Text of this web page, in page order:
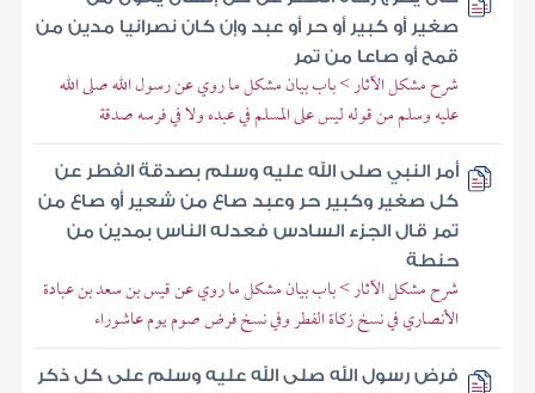
صغير أو كبير أو حر أو عبد وإن كان نصرانيا مدين من
قمح أو صاعا من تمر
شرح مشكل الآثار > باب بيان مشكل ما روي عن رسول الله صلى الله
عليه وسلم من قوله ليس على المسلم في عبده ولا في فرسه صدقة
أمر النبي صلى الله عليه وسلم بصدقة الفطر عن
كل صغير وكبير حر وعبد صاع من شعير أو صاع من
تمر قال الجزء السادس فعدله الناس بمدين من
حنطة
شرح مشكل الآثار > باب بيان مشكل ما روي عن قيس بن سعد بن عبادة
الأنصاري في نسخ زكاة الفطر وفي نسخ فرض صوم يوم عاشوراء
فرض رسول الله صلى الله عليه وسلم على كل ذكر